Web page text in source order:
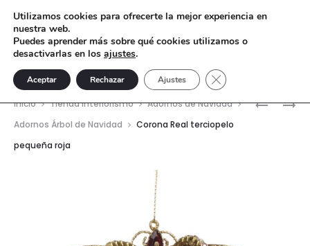
NIÑA
CORONA
Inicio Tienda interiorismo
Adornos de Navidad
Adornos Árbol de Navidad
Corona Real terciopelo
pequeña roja
Utilizamos cookies para ofrecerte la mejor experiencia en
nuestra web.
Puedes aprender más sobre qué cookies utilizamos o
desactivarlas en los ajustes.
Aceptar Rechazar Ajustes Cerrar el banner de